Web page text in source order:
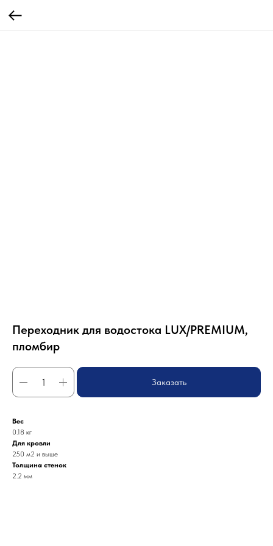
Переходник для водостока LUX/PREMIUM,
пломбир
Заказать
Вес
0.18 кг
Для кровли
250 м2 и выше
Толщина стенок
2.2 мм